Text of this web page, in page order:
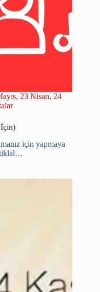
, 23 Nisan, 24
için yapmaya